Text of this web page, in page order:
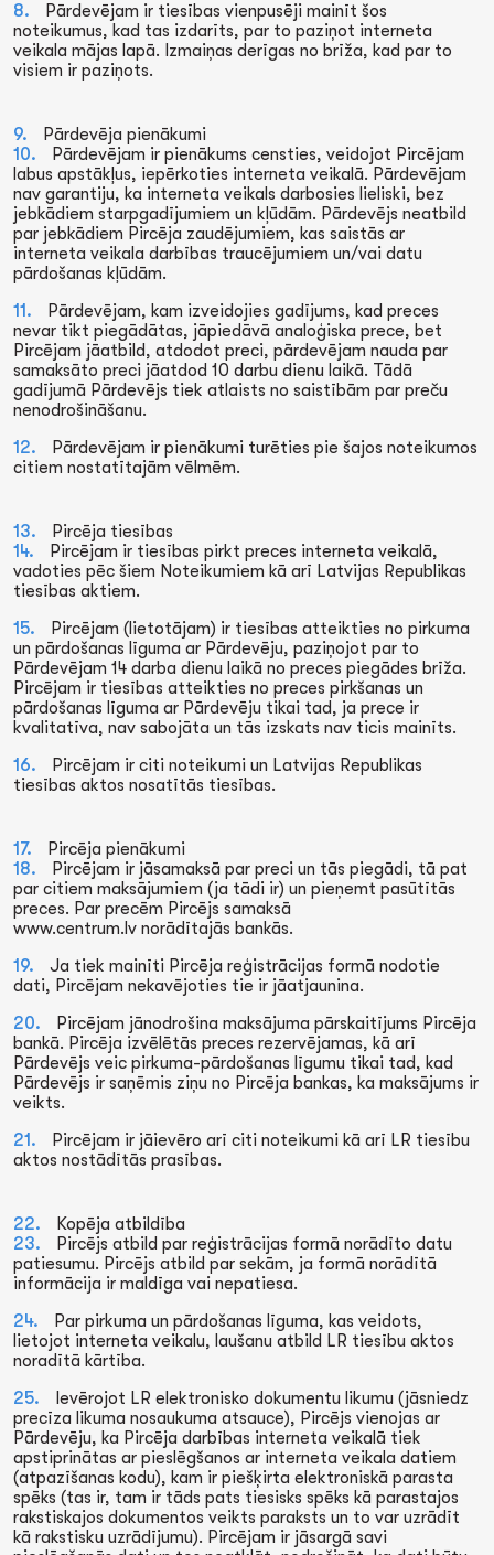
Pārdevējam ir tiesības vienpusēji mainīt šos
noteikumus, kad tas izdarīts, par to paziņot interneta
veikala mājas lapā. Izmaiņas derīgas no brīža, kad par to
visiem ir paziņots.
Pārdevēja pienākumi
Pārdevējam ir pienākums censties, veidojot Pircējam
labus apstākļus, iepērkoties interneta veikalā. Pārdevējam
nav garantiju, ka interneta veikals darbosies lieliski, bez
jebkādiem starpgadījumiem un kļūdām. Pārdevējs neatbild
par jebkādiem Pircēja zaudējumiem, kas saistās ar
interneta veikala darbības traucējumiem un/vai datu
pārdošanas kļūdām.
Pārdevējam, kam izveidojies gadījums, kad preces
nevar tikt piegādātas, jāpiedāvā analoģiska prece, bet
Pircējam jāatbild, atdodot preci, pārdevējam nauda par
samaksāto preci jāatdod 10 darbu dienu laikā. Tādā
gadījumā Pārdevējs tiek atlaists no saistībām par preču
nenodrošināšanu.
Pārdevējam ir pienākumi turēties pie šajos noteikumos
citiem nostatītajām vēlmēm.
Pircēja tiesības
Pircējam ir tiesības pirkt preces interneta veikalā,
vadoties pēc šiem Noteikumiem kā arī Latvijas Republikas
tiesības aktiem.
Pircējam (lietotājam) ir tiesības atteikties no pirkuma
un pārdošanas līguma ar Pārdevēju, paziņojot par to
Pārdevējam 14 darba dienu laikā no preces piegādes brīža.
Pircējam ir tiesības atteikties no preces pirkšanas un
pārdošanas līguma ar Pārdevēju tikai tad, ja prece ir
kvalitatīva, nav sabojāta un tās izskats nav ticis mainīts.
Pircējam ir citi noteikumi un Latvijas Republikas
tiesības aktos nosatītās tiesības.
Pircēja pienākumi
Pircējam ir jāsamaksā par preci un tās piegādi, tā pat
par citiem maksājumiem (ja tādi ir) un pieņemt pasūtītās
preces. Par precēm Pircējs samaksā
www.centrum.lv norādītajās bankās.
Ja tiek mainīti Pircēja reģistrācijas formā nodotie
dati, Pircējam nekavējoties tie ir jāatjaunina.
Pircējam jānodrošina maksājuma pārskaitījums Pircēja
bankā. Pircēja izvēlētās preces rezervējamas, kā arī
Pārdevējs veic pirkuma-pārdošanas līgumu tikai tad, kad
Pārdevējs ir saņēmis ziņu no Pircēja bankas, ka maksājums ir
veikts.
Pircējam ir jāievēro arī citi noteikumi kā arī LR tiesību
aktos nostādītās prasības.
Kopēja atbildība
Pircējs atbild par reģistrācijas formā norādīto datu
patiesumu. Pircējs atbild par sekām, ja formā norādītā
informācija ir maldīga vai nepatiesa.
Par pirkuma un pārdošanas līguma, kas veidots,
lietojot interneta veikalu, laušanu atbild LR tiesību aktos
noradītā kārtība.
Ievērojot LR elektronisko dokumentu likumu (jāsniedz
precīza likuma nosaukuma atsauce), Pircējs vienojas ar
Pārdevēju, ka Pircēja darbības interneta veikalā tiek
apstiprinātas ar pieslēgšanos ar interneta veikala datiem
(atpazīšanas kodu), kam ir piešķirta elektroniskā parasta
spēks (tas ir, tam ir tāds pats tiesisks spēks kā parastajos
rakstiskajos dokumentos veikts paraksts un to var uzrādīt
kā rakstisku uzrādījumu). Pircējam ir jāsargā savi